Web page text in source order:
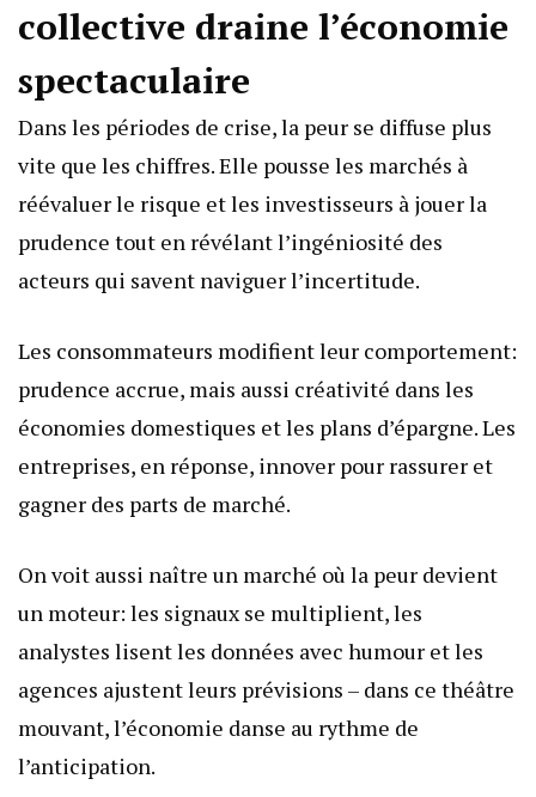
collective draine l’économie
spectaculaire
Dans les périodes de crise, la peur se diffuse plus
vite que les chiffres. Elle pousse les marchés à
réévaluer le risque et les investisseurs à jouer la
prudence tout en révélant l’ingéniosité des
acteurs qui savent naviguer l’incertitude.
Les consommateurs modifient leur comportement:
prudence accrue, mais aussi créativité dans les
économies domestiques et les plans d’épargne. Les
entreprises, en réponse, innover pour rassurer et
gagner des parts de marché.
On voit aussi naître un marché où la peur devient
un moteur: les signaux se multiplient, les
analystes lisent les données avec humour et les
agences ajustent leurs prévisions – dans ce théâtre
mouvant, l’économie danse au rythme de
l’anticipation.